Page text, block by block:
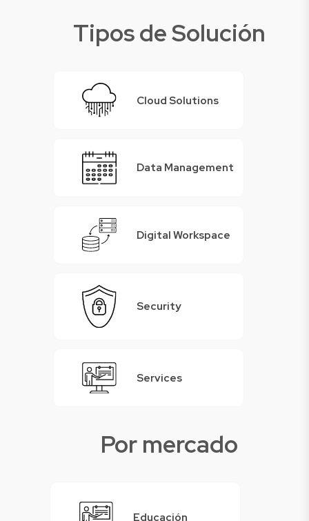
Tipos de Solución
Cloud Solutions
Data Management
Digital Workspace
Security
Services
Por mercado
Educación